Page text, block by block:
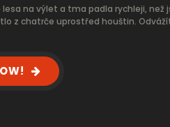
na výlet a tma padla rychleji,
z chatrče uprostřed houštin.